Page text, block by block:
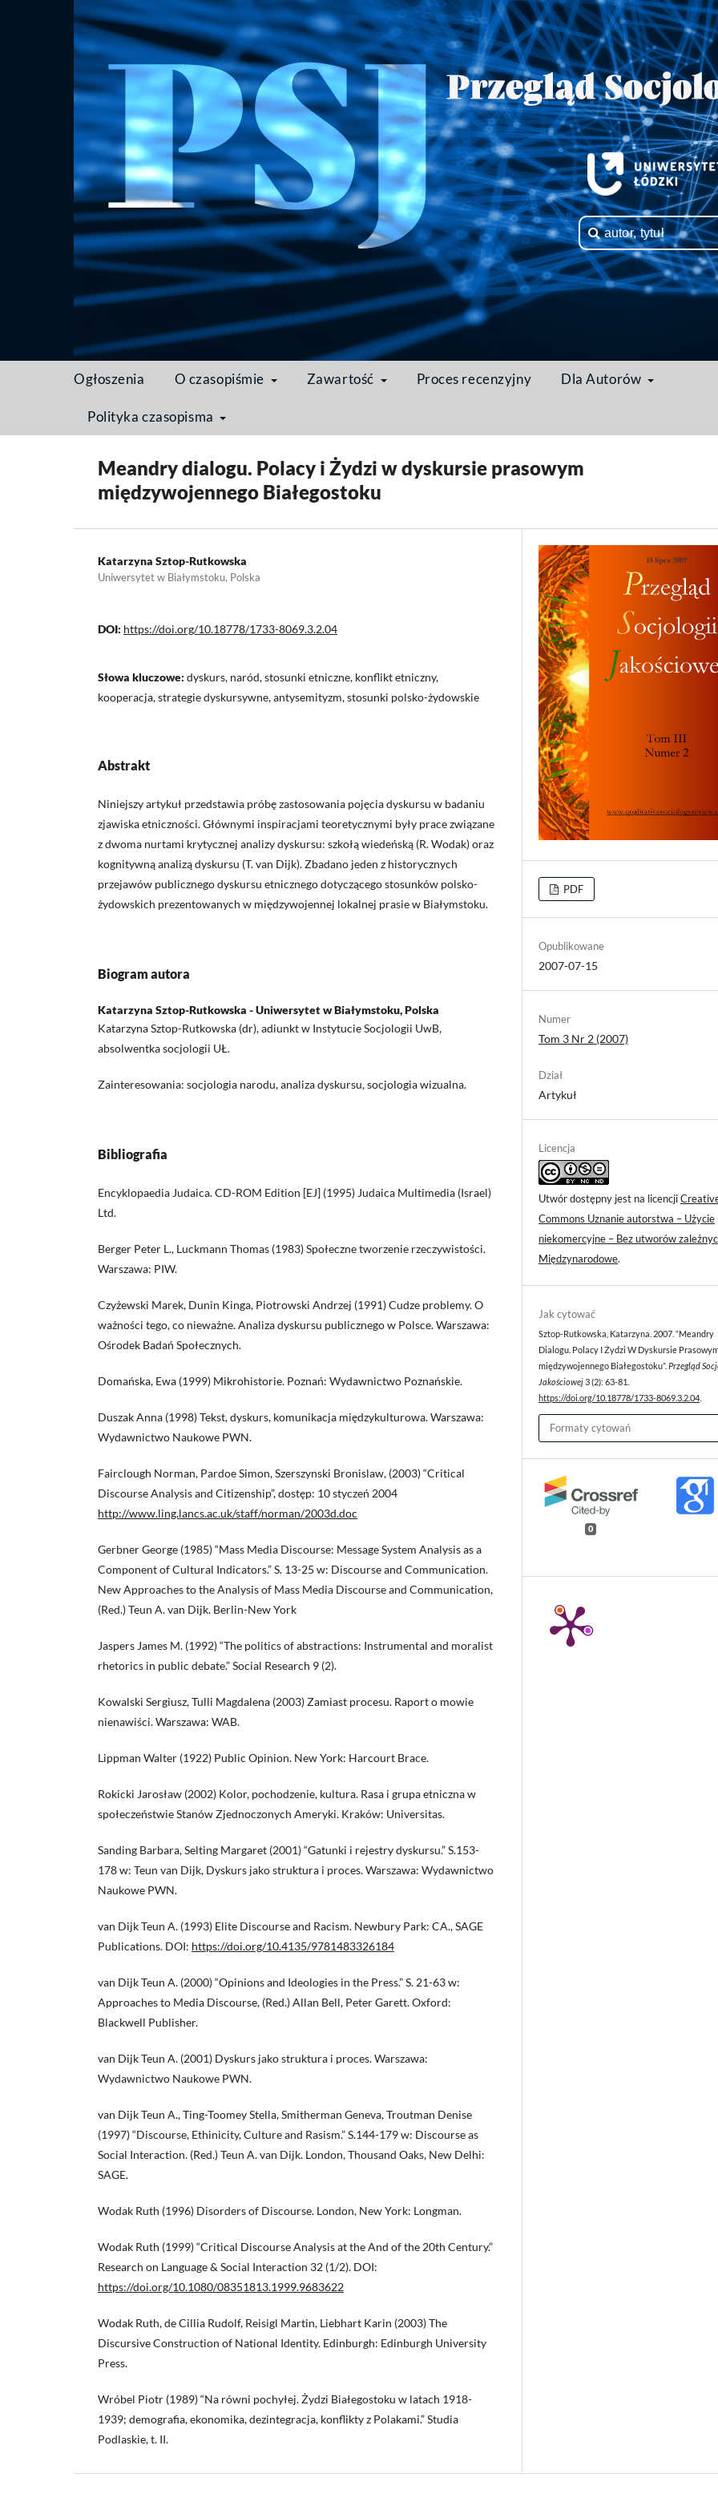
Ogłoszenia O czasopiśmie Zawartość Proces recenzyjny Dla Autorów
Polityka czasopisma
Strona domowa / Archiwum
Meandry dialogu. Polacy i Żydzi w dyskursie prasowym
międzywojennego Białegostoku
Katarzyna Sztop-Rutkowska
Uniwersytet w Białymstoku, Polska
DOI: https://doi.org/10.18778/1733-8069.3.2.04
Słowa kluczowe: dyskurs, naród, stosunki etniczne, konflikt etniczny,
kooperacja, strategie dyskursywne, antysemityzm, stosunki polsko-żydowskie
Abstrakt
Niniejszy artykuł przedstawia próbę zastosowania pojęcia dyskursu w badaniu
zjawiska etniczności. Głównymi inspiracjami teoretycznymi były prace związane
z dwoma nurtami krytycznej analizy dyskursu: szkołą wiedeńską (R. Wodak) oraz
kognitywną analizą dyskursu (T. van Dijk). Zbadano jeden z historycznych
przejawów publicznego dyskursu etnicznego dotyczącego stosunków polsko-
żydowskich prezentowanych w międzywojennej lokalnej prasie w Białymstoku.
Biogram autora
Katarzyna Sztop-Rutkowska - Uniwersytet w Białymstoku, Polska
Katarzyna Sztop-Rutkowska (dr), adiunkt w Instytucie Socjologii UwB,
absolwentka socjologii UŁ.
Zainteresowania: socjologia narodu, analiza dyskursu, socjologia wizualna.
Bibliografia
Encyklopaedia Judaica. CD-ROM Edition [EJ] (1995) Judaica Multimedia (Israel)
Ltd.
Berger Peter L., Luckmann Thomas (1983) Społeczne tworzenie rzeczywistości.
Warszawa: PIW.
Czyżewski Marek, Dunin Kinga, Piotrowski Andrzej (1991) Cudze problemy. O
ważności tego, co nieważne. Analiza dyskursu publicznego w Polsce. Warszawa:
Ośrodek Badań Społecznych.
Domańska, Ewa (1999) Mikrohistorie. Poznań: Wydawnictwo Poznańskie.
Duszak Anna (1998) Tekst, dyskurs, komunikacja międzykulturowa. Warszawa:
Wydawnictwo Naukowe PWN.
Fairclough Norman, Pardoe Simon, Szerszynski Bronislaw, (2003) “Critical
Discourse Analysis and Citizenship”, dostęp: 10 styczeń 2004
http://www.ling.lancs.ac.uk/staff/norman/2003d.doc
Gerbner George (1985) “Mass Media Discourse: Message System Analysis as a
Component of Cultural Indicators.” S. 13-25 w: Discourse and Communication.
New Approaches to the Analysis of Mass Media Discourse and Communication,
(Red.) Teun A. van Dijk. Berlin-New York
Jaspers James M. (1992) “The politics of abstractions: Instrumental and moralist
rhetorics in public debate.” Social Research 9 (2).
Kowalski Sergiusz, Tulli Magdalena (2003) Zamiast procesu. Raport o mowie
nienawiści. Warszawa: WAB.
Lippman Walter (1922) Public Opinion. New York: Harcourt Brace.
Rokicki Jarosław (2002) Kolor, pochodzenie, kultura. Rasa i grupa etniczna w
społeczeństwie Stanów Zjednoczonych Ameryki. Kraków: Universitas.
Sanding Barbara, Selting Margaret (2001) “Gatunki i rejestry dyskursu.” S.153-
178 w: Teun van Dijk, Dyskurs jako struktura i proces. Warszawa: Wydawnictwo
Naukowe PWN.
van Dijk Teun A. (1993) Elite Discourse and Racism. Newbury Park: CA., SAGE
Publications. DOI: https://doi.org/10.4135/9781483326184
van Dijk Teun A. (2000) “Opinions and Ideologies in the Press.” S. 21-63 w:
Approaches to Media Discourse, (Red.) Allan Bell, Peter Garett. Oxford:
Blackwell Publisher.
van Dijk Teun A. (2001) Dyskurs jako struktura i proces. Warszawa:
Wydawnictwo Naukowe PWN.
van Dijk Teun A., Ting-Toomey Stella, Smitherman Geneva, Troutman Denise
(1997) “Discourse, Ethinicity, Culture and Rasism.” S.144-179 w: Discourse as
Social Interaction. (Red.) Teun A. van Dijk. London, Thousand Oaks, New Delhi:
SAGE.
Wodak Ruth (1996) Disorders of Discourse. London, New York: Longman.
Wodak Ruth (1999) “Critical Discourse Analysis at the And of the 20th Century.”
Research on Language & Social Interaction 32 (1/2). DOI:
https://doi.org/10.1080/08351813.1999.9683622
Wodak Ruth, de Cillia Rudolf, Reisigl Martin, Liebhart Karin (2003) The
Discursive Construction of National Identity. Edinburgh: Edinburgh University
Press.
Wróbel Piotr (1989) “Na równi pochyłej. Żydzi Białegostoku w latach 1918-
1939; demografia, ekonomika, dezintegracja, konflikty z Polakami.” Studia
Podlaskie, t. II.
PDF
Opublikowane
2007-07-15
Numer
Tom 3 Nr 2 (2007)
Dział
Artykuł
Licencja
Utwór dostępny jest na licencji
Commons Uznanie autorstwa – Użycie
niekomercyjne – Bez utworów
Międzynarodowe.
Jak cytować
Sztop-Rutkowska, Katarzyna. 2007. “Meandry
Dialogu. Polacy I Żydzi W Dyskursie
międzywojennego Białegostoku”. Przegląd
Jakościowej3 (2): 63-81.
https://doi.org/10.18778/1733-8069.3.2.04.
Formaty cytowań
0